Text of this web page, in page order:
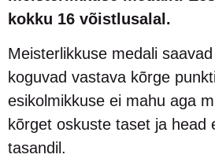
kokku 16 võistlusalal.
Meisterlikkuse medali
koguvad vastava kõrge
esikolmikkuse ei mahu aga
kõrget oskuste taset ja head
tasandil.